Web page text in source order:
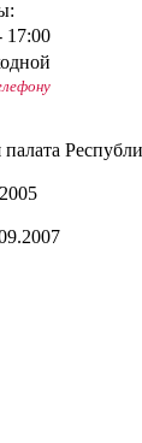
17:00
палата